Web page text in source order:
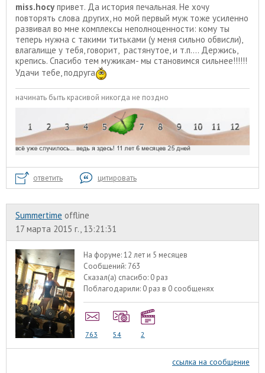
miss.hocy привет. Да история печальная. Не хочу
повторять слова других, но мой первый муж тоже усиленно
развивал во мне комплексы неполноценности: кому ты
теперь нужна с такими титьками (у меня сильно обвисли),
влагалище у тебя, говорит, растянутое, и т.п.... Держись,
крепись. Спасибо тем мужикам- мы становимся сильнее!!!!!!
Удачи тебе, подруга
начинать быть красивой никогда не поздно
ответить цитировать
Summertime offline
17 марта 2015 г., 13:21:31
На форуме:12 лет и 5 месяцев
Сообщений: 763
Сказал(а) спасибо: 0 раз
Поблагодарили: 0 раз в 0 сообщенях
763 54 2
ссылка на сообщение